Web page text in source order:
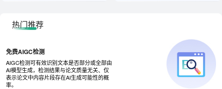
热门推荐
免费AIGC检测
AIGC检测可有效识别文本是否部分或全部由
AI模型生成，检测结果与论文质量无关、仅
表示论文中内容片段存在AI生成可能性的概
率。